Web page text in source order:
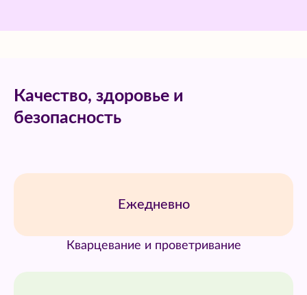
Качество, здоровье и
безопасность
Ежедневно
Кварцевание и проветривание